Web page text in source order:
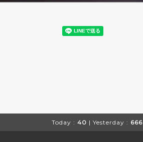
Today : 40 | Yesterday : 666